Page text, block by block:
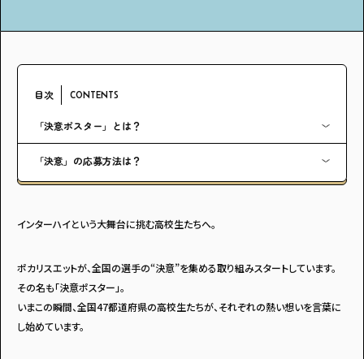
目次 CONTENTS
「決意ポスター」とは？
「決意」の応募方法は？
インターハイという大舞台に挑む高校生たちへ。
ポカリスエットが、全国の選手の“決意”を集める取り組みスタートしています。
その名も「決意ポスター」。
いまこの瞬間、全国47都道府県の高校生たちが、それぞれの熱い想いを言葉に
し始めています。